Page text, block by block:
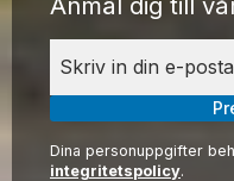
Dina personuppgifter
integritetspolicy.